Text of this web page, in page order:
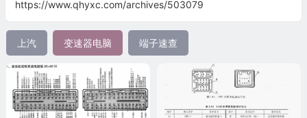
https://www.qhyxc.com/archives/503079
上汽 变速器电脑 端子速查